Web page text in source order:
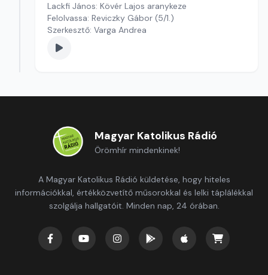
Lackfi János: Kövér Lajos aranykeze
Felolvassa: Reviczky Gábor (5/1.)
Szerkesztő: Varga Andrea
Magyar Katolikus Rádió
Örömhír mindenkinek!
A Magyar Katolikus Rádió küldetése, hogy hiteles
információkkal, értékközvetítő műsorokkal és lelki táplálékkal
szolgálja hallgatóit. Minden nap, 24 órában.